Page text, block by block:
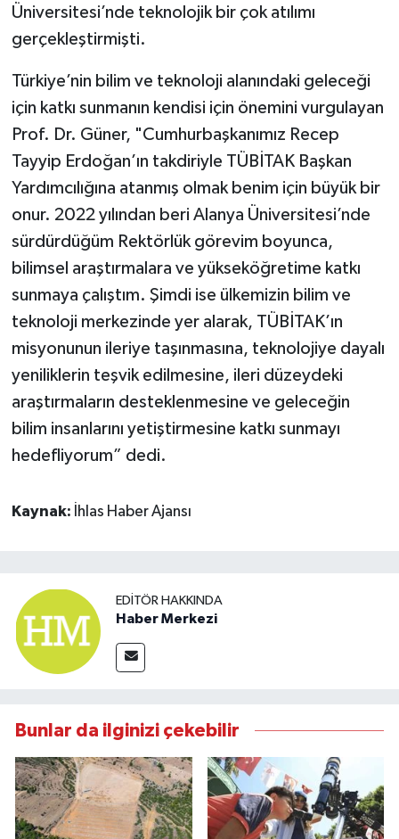
Üniversitesi’nde teknolojik bir çok atılımı
gerçekleştirmişti.
Türkiye’nin bilim ve teknoloji alanındaki geleceği
için katkı sunmanın kendisi için önemini vurgulayan
Prof. Dr. Güner, "Cumhurbaşkanımız Recep
Tayyip Erdoğan’ın takdiriyle TÜBİTAK Başkan
Yardımcılığına atanmış olmak benim için büyük bir
onur. 2022 yılından beri Alanya Üniversitesi’nde
sürdürdüğüm Rektörlük görevim boyunca,
bilimsel araştırmalara ve yükseköğretime katkı
sunmaya çalıştım. Şimdi ise ülkemizin bilim ve
teknoloji merkezinde yer alarak, TÜBİTAK’ın
misyonunun ileriye taşınmasına, teknolojiye dayalı
yeniliklerin teşvik edilmesine, ileri düzeydeki
araştırmaların desteklenmesine ve geleceğin
bilim insanlarını yetiştirmesine katkı sunmayı
hedefliyorum” dedi.
Kaynak: İhlas Haber Ajansı
EDITÖR HAKKINDA
Haber Merkezi
Bunlar da ilginizi çekebilir